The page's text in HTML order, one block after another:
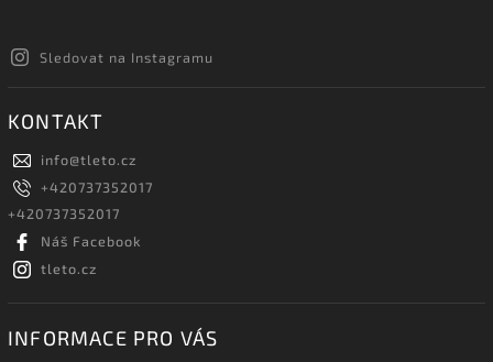
Sledovat na Instagramu
KONTAKT
info@tleto.cz
+420737352017
+420737352017
Náš Facebook
tleto.cz
INFORMACE PRO VÁS